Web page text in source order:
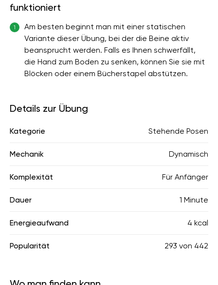
funktioniert
1
Am besten beginnt man mit einer statischen
Variante dieser Übung, bei der die Beine aktiv
beansprucht werden. Falls es Ihnen schwerfällt,
die Hand zum Boden zu senken, können Sie sie mit
Blöcken oder einem Bücherstapel abstützen.
Details zur Übung
Kategorie Stehende Posen
Mechanik Dynamisch
Komplexität Für Anfänger
Dauer 1 Minute
Energieaufwand 4 kcal
Popularität 293 von 442